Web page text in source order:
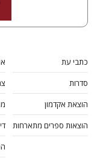
כתבי עת
סדרות
הוצאת אקדמון
הוצאות ספרים מתארחות